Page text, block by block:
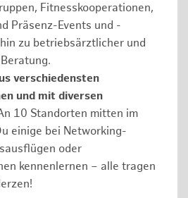
Fitnesskooperationen,
Präsenz-Events und -
zu betriebsärztlicher und
verschiedensten
und mit diversen
10 Standorten mitten im
einige bei Networking-
oder
kennenlernen – alle tragen